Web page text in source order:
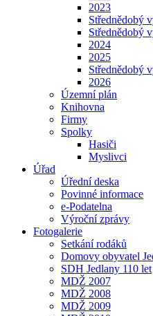
2023
Střednědobý
Střednědobý
2024
2025
Střednědobý
2026
Územní plán
Knihovna
Firmy
Spolky
Hasiči
Myslivci
Úřad
Úřední deska
Povinné informace
e-Podatelna
Výroční zprávy
Fotogalerie
Setkání rodáků
Domovy obyvatel
SDH Jedlany 110 let
MDŽ 2007
MDŽ 2008
MDŽ 2009